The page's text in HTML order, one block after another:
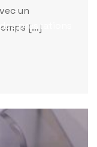
un
[…]
prestations